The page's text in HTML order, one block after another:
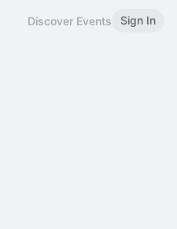
Discover Events Sign In